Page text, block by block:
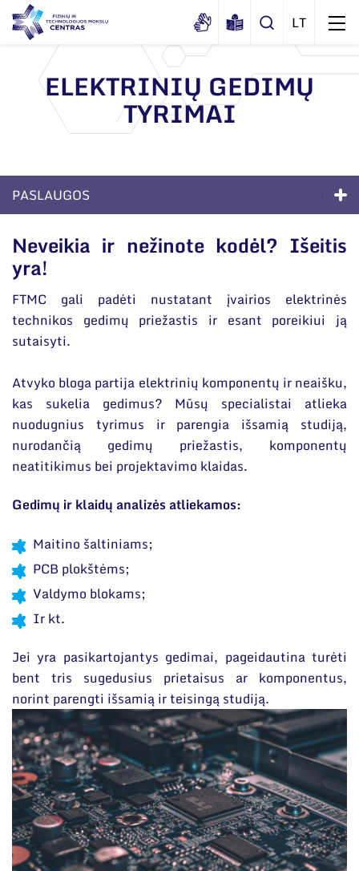
Apie mus
Dokumentai
Sertifikatai ir akreditavimo pažymėjimai
Korupcijos prevencija
Darbuotojams
Nuorodos
organizacijose bei asociacijose
Administracija
Administraciniai skyriai
Moksliniai skyriai
Tarptautinė patarėjų taryba
Renginiai
Tinklalaidės
Administracija
Darbuotojų kontaktai
ELEKTRINIŲ GEDIMŲ
TYRIMAI
PASLAUGOS
Sprendimai verslui
Akredituotos paslaugos
Technologijų perdavimas
Susisiekite su mumis
Neveikia ir nežinote kodėl? Išeitis
yra!
FTMC gali padėti nustatant įvairios elektrinės
technikos gedimų priežastis ir esant poreikiui ją
sutaisyti.
Atvyko bloga partija elektrinių komponentų ir neaišku,
kas sukelia gedimus? Mūsų specialistai atlieka
nuodugnius tyrimus ir parengia išsamią studiją,
nurodančią gedimų priežastis, komponentų
neatitikimus bei projektavimo klaidas.
Gedimų ir klaidų analizės atliekamos:
Maitino šaltiniams;
PCB plokštėms;
Valdymo blokams;
Ir kt.
Jei yra pasikartojantys gedimai, pageidautina turėti
bent tris sugedusius prietaisus ar komponentus,
norint parengti išsamią ir teisingą studiją.